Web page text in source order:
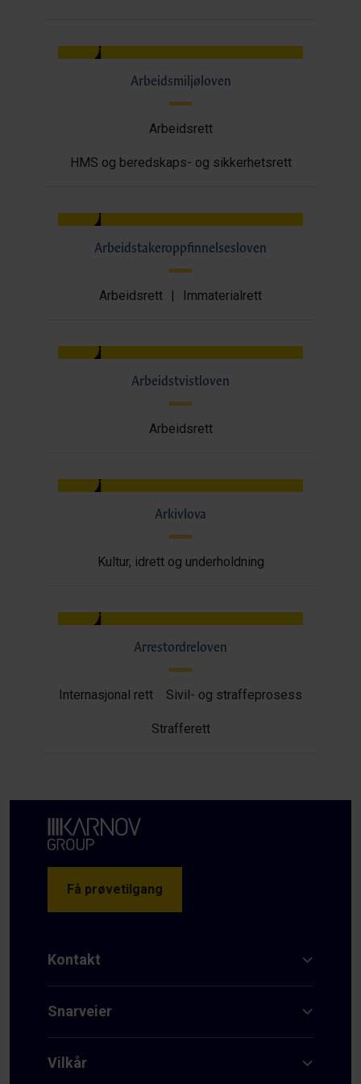
Arbeidsmiljøloven
Arbeidsrett
HMS og beredskaps- og sikkerhetsrett
Arbeidstakeroppfinnelsesloven
Arbeidsrett | Immaterialrett
Arbeidstvistloven
Arbeidsrett
Arkivlova
Kultur, idrett og underholdning
Arrestordreloven
Internasjonal rett Sivil- og straffeprosess
Strafferett
Få prøvetilgang
Kontakt
Snarveier
Vilkår